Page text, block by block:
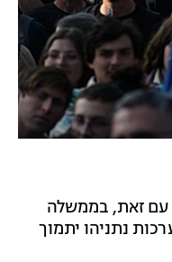
עם זאת, בממשלה
נתניהו יתמוך